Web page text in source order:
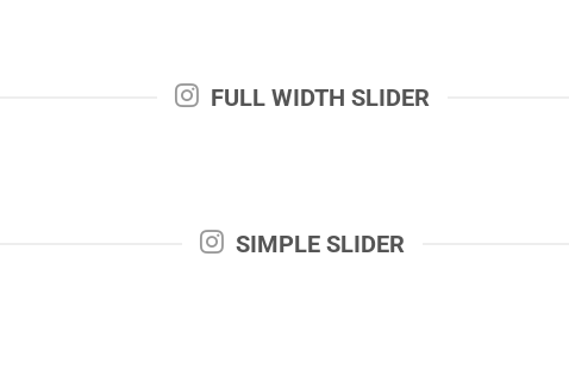
FULL WIDTH SLIDER
SIMPLE SLIDER